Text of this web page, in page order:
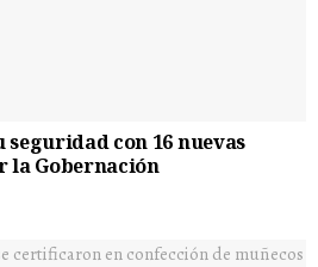
con 16 nuevas
la Gobernación